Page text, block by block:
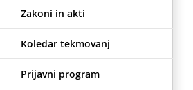
Zakoni in akti
Koledar tekmovanj
Prijavni program